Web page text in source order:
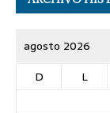
agosto 2026
D
L